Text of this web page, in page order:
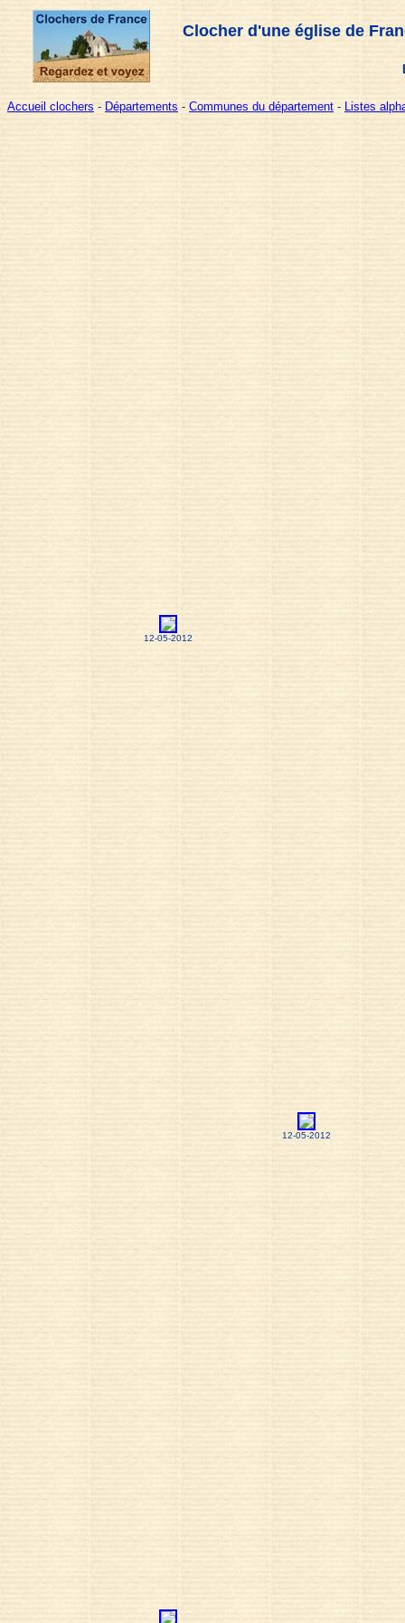
Clocher d'une église de
Accueil clochers - Départements - Communes du département - Listes
12-05-2012
12-05-2012